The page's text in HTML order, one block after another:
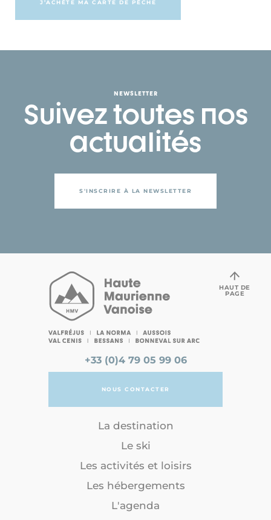
J’ACHÈTE MA CARTE DE PÊCHE
NEWSLETTER
Suivez toutes nos
actualités
S'INSCRIRE À LA NEWSLETTER
+33 (0)4 79 05 99 06
NOUS CONTACTER
La destination
Le ski
Les activités et loisirs
Les hébergements
L'agenda
HAUT DE
PAGE